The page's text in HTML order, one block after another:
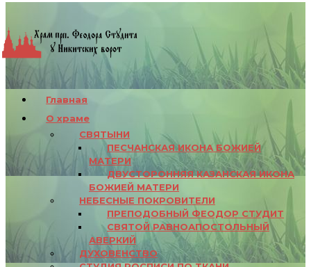
Главная
О храме
СВЯТЫНИ
ПЕСЧАНСКАЯ ИКОНА БОЖИЕЙ
МАТЕРИ
ДВУСТОРОННЯЯ КАЗАНСКАЯ ИКОНА
БОЖИЕЙ МАТЕРИ
НЕБЕСНЫЕ ПОКРОВИТЕЛИ
ПРЕПОДОБНЫЙ ФЕОДОР СТУДИТ
СВЯТОЙ РАВНОАПОСТОЛЬНЫЙ
АВЕРКИЙ
ДУХОВЕНСТВО